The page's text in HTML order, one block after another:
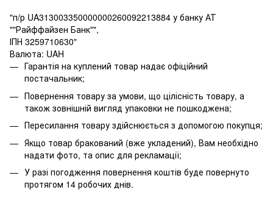
"п/р UA313003350000000260092213884 у банку АТ
""Райффайзен Банк"",
ІПН 3259710630"
Валюта: UAH
Гарантія на куплений товар надає офіційний
постачальник;
Повернення товару за умови, що цілісність товару, а
також зовнішній вигляд упаковки не пошкоджена;
Пересилання товару здійснюється з допомогою покупця;
Якщо товар бракований (вже укладений), Вам необхідно
надати фото, та опис для рекламації;
У разі погодження повернення коштів буде повернуто
протягом 14 робочих днів.